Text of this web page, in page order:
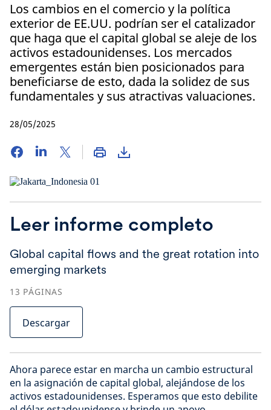
Los cambios en el comercio y la política
exterior de EE.UU. podrían ser el catalizador
que haga que el capital global se aleje de los
activos estadounidenses. Los mercados
emergentes están bien posicionados para
beneficiarse de esto, dada la solidez de sus
fundamentales y sus atractivas valuaciones.
28/05/2025
Leer informe completo
Global capital flows and the great rotation into
emerging markets
13 PÁGINAS
Descargar
Ahora parece estar en marcha un cambio estructural
en la asignación de capital global, alejándose de los
activos estadounidenses. Esperamos que esto debilite